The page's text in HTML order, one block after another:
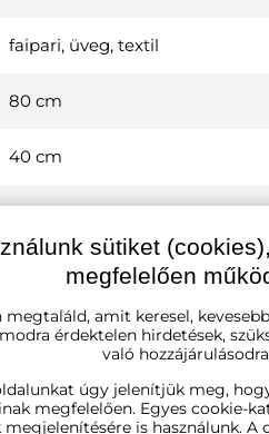
faipari, üveg, textil
80 cm
40 cm
140 cm
26Kg
Szélesség:
62 cm
Magasság:
21 cm
sütiket
megfelelően
amit keresel,
érdektelen hirdetések,
való
úgy jelenítjük meg,
megfelelően. Egyes cookie-
is használunk. A